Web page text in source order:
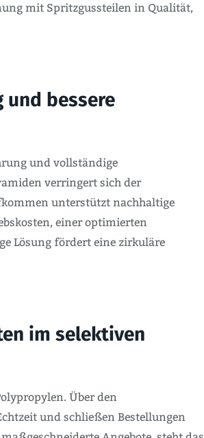
mit Spritzgussteilen in Qualität,
und bessere
und vollständige
verringert sich der
unterstützt nachhaltige
einer optimierten
Lösung fördert eine zirkuläre
im selektiven
Über den
und schließen Bestellungen